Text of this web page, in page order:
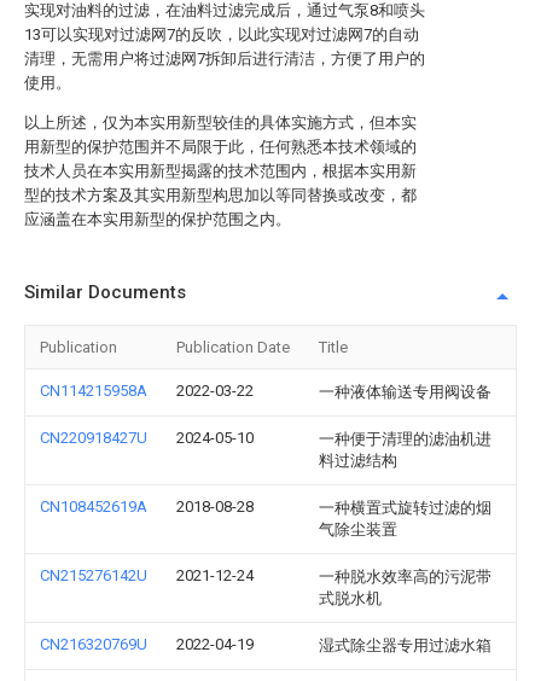
实现对油料的过滤，在油料过滤完成后，通过气泵8和喷头
13可以实现对过滤网7的反吹，以此实现对过滤网7的自动
清理，无需用户将过滤网7拆卸后进行清洁，方便了用户的
使用。
以上所述，仅为本实用新型较佳的具体实施方式，但本实
用新型的保护范围并不局限于此，任何熟悉本技术领域的
技术人员在本实用新型揭露的技术范围内，根据本实用新
型的技术方案及其实用新型构思加以等同替换或改变，都
应涵盖在本实用新型的保护范围之内。
Similar Documents
Publication Publication Date Title
CN114215958A 2022-03-22 一种液体输送专用阀设备
CN220918427U 2024-05-10
一种便于清理的滤油机进
料过滤结构
CN108452619A 2018-08-28
一种横置式旋转过滤的烟
气除尘装置
CN215276142U 2021-12-24
一种脱水效率高的污泥带
式脱水机
CN216320769U 2022-04-19 湿式除尘器专用过滤水箱